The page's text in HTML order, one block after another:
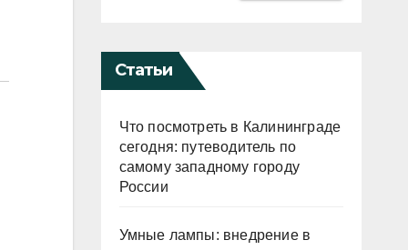
Статьи
Что посмотреть в Калининграде
сегодня: путеводитель по
самому западному городу
России
Умные лампы: внедрение в